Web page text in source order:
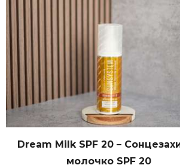
Dream Milk SPF 20 –
молочко SPF 20